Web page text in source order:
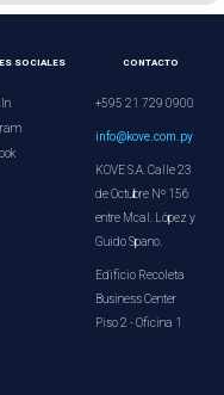
SOCIALES CONTACTO
+595 21 729 0900
info@kove.com.py
KOVE S.A. Calle 23
de Octubre Nº 156
entre Mcal. López y
Guido Spano.
Edificio Recoleta
Business Center
Piso 2 - Oficina 1